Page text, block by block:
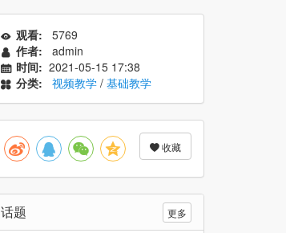
观看:
5769
作者:
admin
时间: 2021-05-15 17:38
分类:
视频教学 / 基础教学
收藏
更多
话题